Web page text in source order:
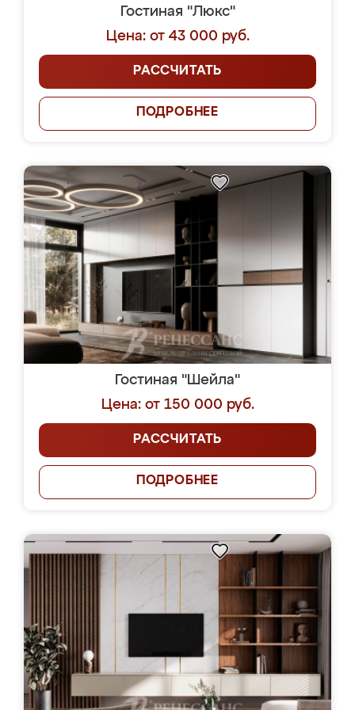
Гостиная "Люкс"
Цена: от 43 000 руб.
РАССЧИТАТЬ
ПОДРОБНЕЕ
Гостиная "Шейла"
Цена: от 150 000 руб.
РАССЧИТАТЬ
ПОДРОБНЕЕ